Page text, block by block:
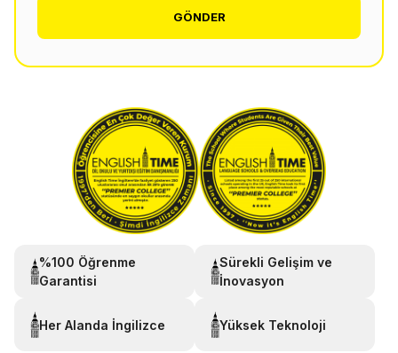
GÖNDER
%100 Öğrenme
Garantisi
Sürekli Gelişim ve
İnovasyon
Her Alanda İngilizce Yüksek Teknoloji